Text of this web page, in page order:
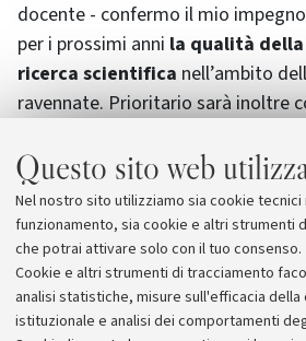
Questo sito web
Nel nostro sito utilizziamo sia cookie
funzionamento, sia cookie e altri strumenti
che potrai attivare solo con il tuo consenso.
Cookie e altri strumenti di tracciamento
analisi statistiche, misure sull'efficacia della
istituzionale e analisi dei comportamenti
docente - confermo il mio
per i prossimi anni la qualità
ricerca scientifica nell’ambito
ravennate. Prioritario sarà inoltre
istituzionale e/o produttivosia
facile inserimento lavorativo dei
reciproco coinvolgimento ai fini
territorio".